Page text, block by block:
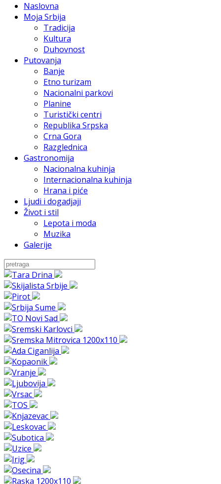
Naslovna
Moja Srbija
Tradicija
Kultura
Duhovnost
Putovanja
Banje
Etno turizam
Nacionalni parkovi
Planine
Turistički centri
Republika Srpska
Crna Gora
Razglednica
Gastronomija
Nacionalna kuhinja
Internacionalna kuhinja
Hrana i piće
Ljudi i dogadjaji
Život i stil
Lepota i moda
Muzika
Galerije